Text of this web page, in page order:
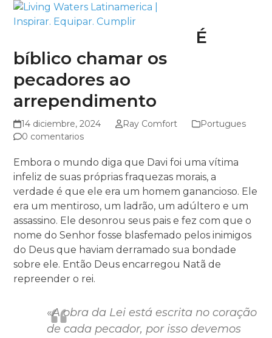
SkipOpen
mobile
menu
Close
mobile
menu
É
bíblico chamar os
pecadores ao
arrependimento
14 diciembre, 2024 Ray Comfort
Portugues
0 comentarios
Embora o mundo diga que Davi foi uma vítima
infeliz de suas próprias fraquezas morais, a
verdade é que ele era um homem ganancioso. Ele
era um mentiroso, um ladrão, um adúltero e um
assassino. Ele desonrou seus pais e fez com que o
nome do Senhor fosse blasfemado pelos inimigos
do Deus que haviam derramado sua bondade
sobre ele. Então Deus encarregou Natã de
repreender o rei.
«A obra da Lei está escrita no coração
de cada pecador, por isso devemos